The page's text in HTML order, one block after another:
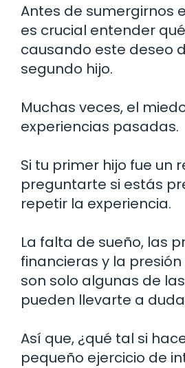
Antes de sumergirnos
es crucial entender
causando este deseo
segundo hijo.
Muchas veces, el
experiencias pasadas.
Si tu primer hijo fue un
preguntarte si estás
repetir la experiencia.
La falta de sueño, las
financieras y la
son solo algunas de
pueden llevarte a
Así que, ¿qué tal si
pequeño ejercicio de